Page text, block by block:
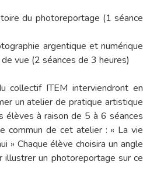
du photoreportage (1 séance
argentique et numérique
vue (2 séances de 3 heures)
collectif ITEM interviendront en
un atelier de pratique artistique
élèves à raison de 5 à 6 séances
commun de cet atelier : « La vie
» Chaque élève choisira un angle
illustrer un photoreportage sur ce